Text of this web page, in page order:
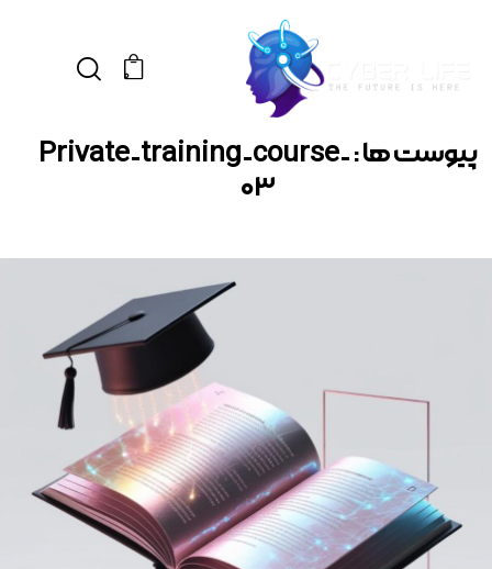
0
پیوست ها : Private-training-course-
03